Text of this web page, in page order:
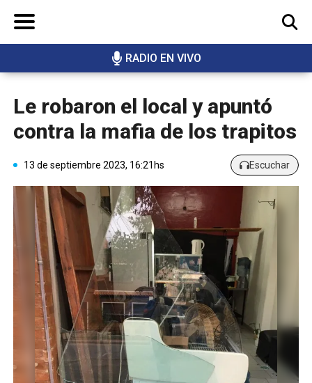
RADIO EN VIVO
BUSCAR
Le robaron el local y apuntó
contra la mafia de los trapitos
13 de septiembre 2023, 16:21hs Escuchar